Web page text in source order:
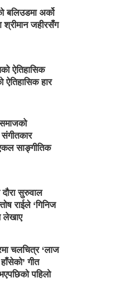
बलिउडमा अर्को
श्रीमान जहीरसँग
ऐतिहासिक
हार
संगीतकार
साङ्गीतिक
दौरा सुरुवाल
राईले ‘गिनिज
लेखाए
चलचित्र ‘लाज
गीत
पहिलो